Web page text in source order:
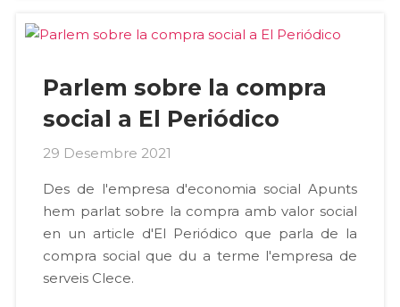
Parlem sobre la compra
social a El Periódico
29 Desembre 2021
Des de l'empresa d'economia social Apunts
hem parlat sobre la compra amb valor social
en un article d'El Periódico que parla de la
compra social que du a terme l'empresa de
serveis Clece.